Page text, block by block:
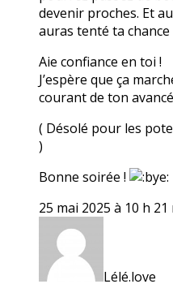
devenir proches. Et
auras tenté ta chance
Aie confiance en toi !
J’espère que ça
courant de ton
( Désolé pour les
)
Bonne soirée !
25 mai 2025 à 10 h 21
Lélé.love